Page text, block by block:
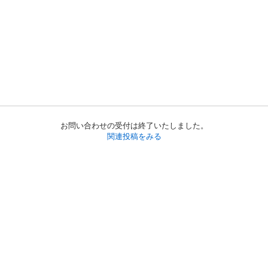
お問い合わせの受付は終了いたしました。
関連投稿をみる